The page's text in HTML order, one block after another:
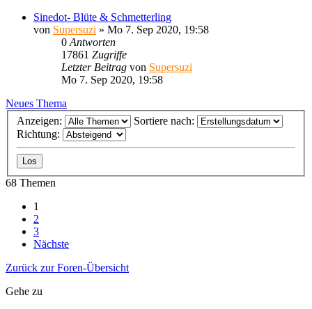
Sinedot- Blüte & Schmetterling
von Supersuzi » Mo 7. Sep 2020, 19:58
0 Antworten
17861 Zugriffe
Letzter Beitrag von Supersuzi
Mo 7. Sep 2020, 19:58
Neues Thema
Anzeigen:
Sortiere nach:
Richtung:
68 Themen
1
2
3
Nächste
Zurück zur Foren-Übersicht
Gehe zu